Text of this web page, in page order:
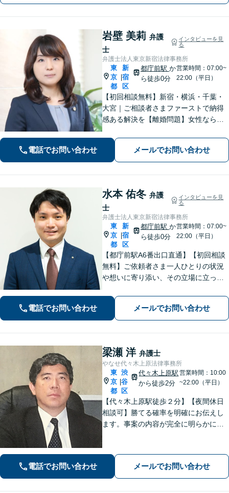
トします。
岩壁 美莉 弁護
士
インタビューを見
る
弁護士法人東京新宿法律事務所
東
京
都
新
宿
区
都庁前駅 か
ら徒歩0分
営業時間：07:00~
22:00（平日）
​​【初回相談無料】新宿・横浜・千葉・
大宮｜ご相談者さまファーストで納得
感ある解決を【離婚問題】女性ならで
らご相談ください【相続問題】事務所
相談実績1万件以上！様々な相続トラブ
ルをトータルサポート【都庁前駅直
結】​
電話でお問い合わせ メールでお問い合わせ
水本 佑冬 弁護
士
インタビューを見
る
弁護士法人東京新宿法律事務所
東
京
都
新
宿
区
都庁前駅 か
ら徒歩0分
営業時間：07:00~
22:00（平日）
【都庁前駅A6番出口直通】【初回相談
無料】ご依頼者さま一人ひとりの状況
や想いに寄り添い、その立場に立って
して明るい未来へ踏み出せるよう、誠
実に向き合い、全力を尽くします！
【休日や夜間相談も柔軟に対応】
電話でお問い合わせ メールでお問い合わせ
梁瀬 洋 弁護士
やなせ代々木上原法律事務所
東
京
都
|
渋
谷
区
代々木上原駅
から徒歩2分
営業時間：10:00
~22:00（平日）
【代々木上原駅徒歩２分】【夜間休日
相談可】勝てる確率を明確にお伝えし
ます。事案の内容が完全に明らかにな
とは一切言いません。安心しておまか
せください。
電話でお問い合わせ メールでお問い合わせ